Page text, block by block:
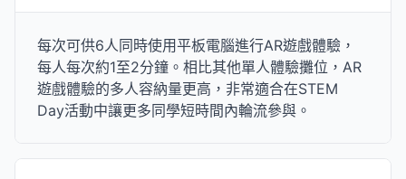
每次可供6人同時使用平板電腦進行AR遊戲體驗，
每人每次約1至2分鐘。相比其他單人體驗攤位，AR
遊戲體驗的多人容納量更高，非常適合在STEM
Day活動中讓更多同學短時間內輪流參與。